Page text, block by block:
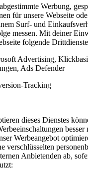
Werbung,
für unsere Webseite
Surf- und
messen. Mit deiner
folgende
Advertising,
Ads Defender
Tracking
dieses Dienstes
besser
Werbeangebot
verschlüsselten
Anbietenden ab,